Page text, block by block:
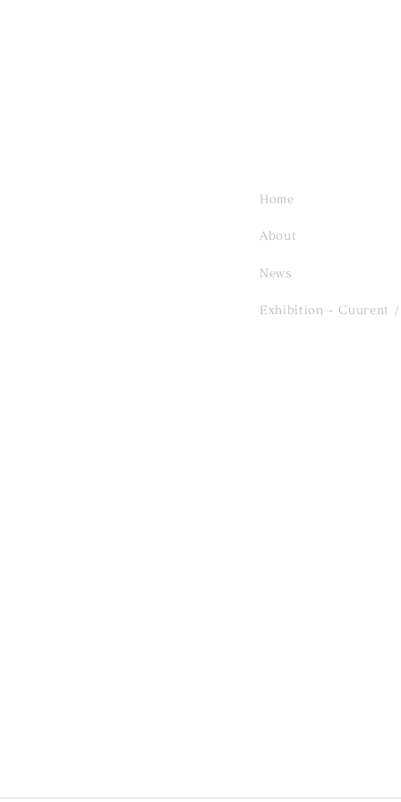
2026.7.19 Sun - 7.26 Sun
Home
About
News
Exhibition - Cuurent